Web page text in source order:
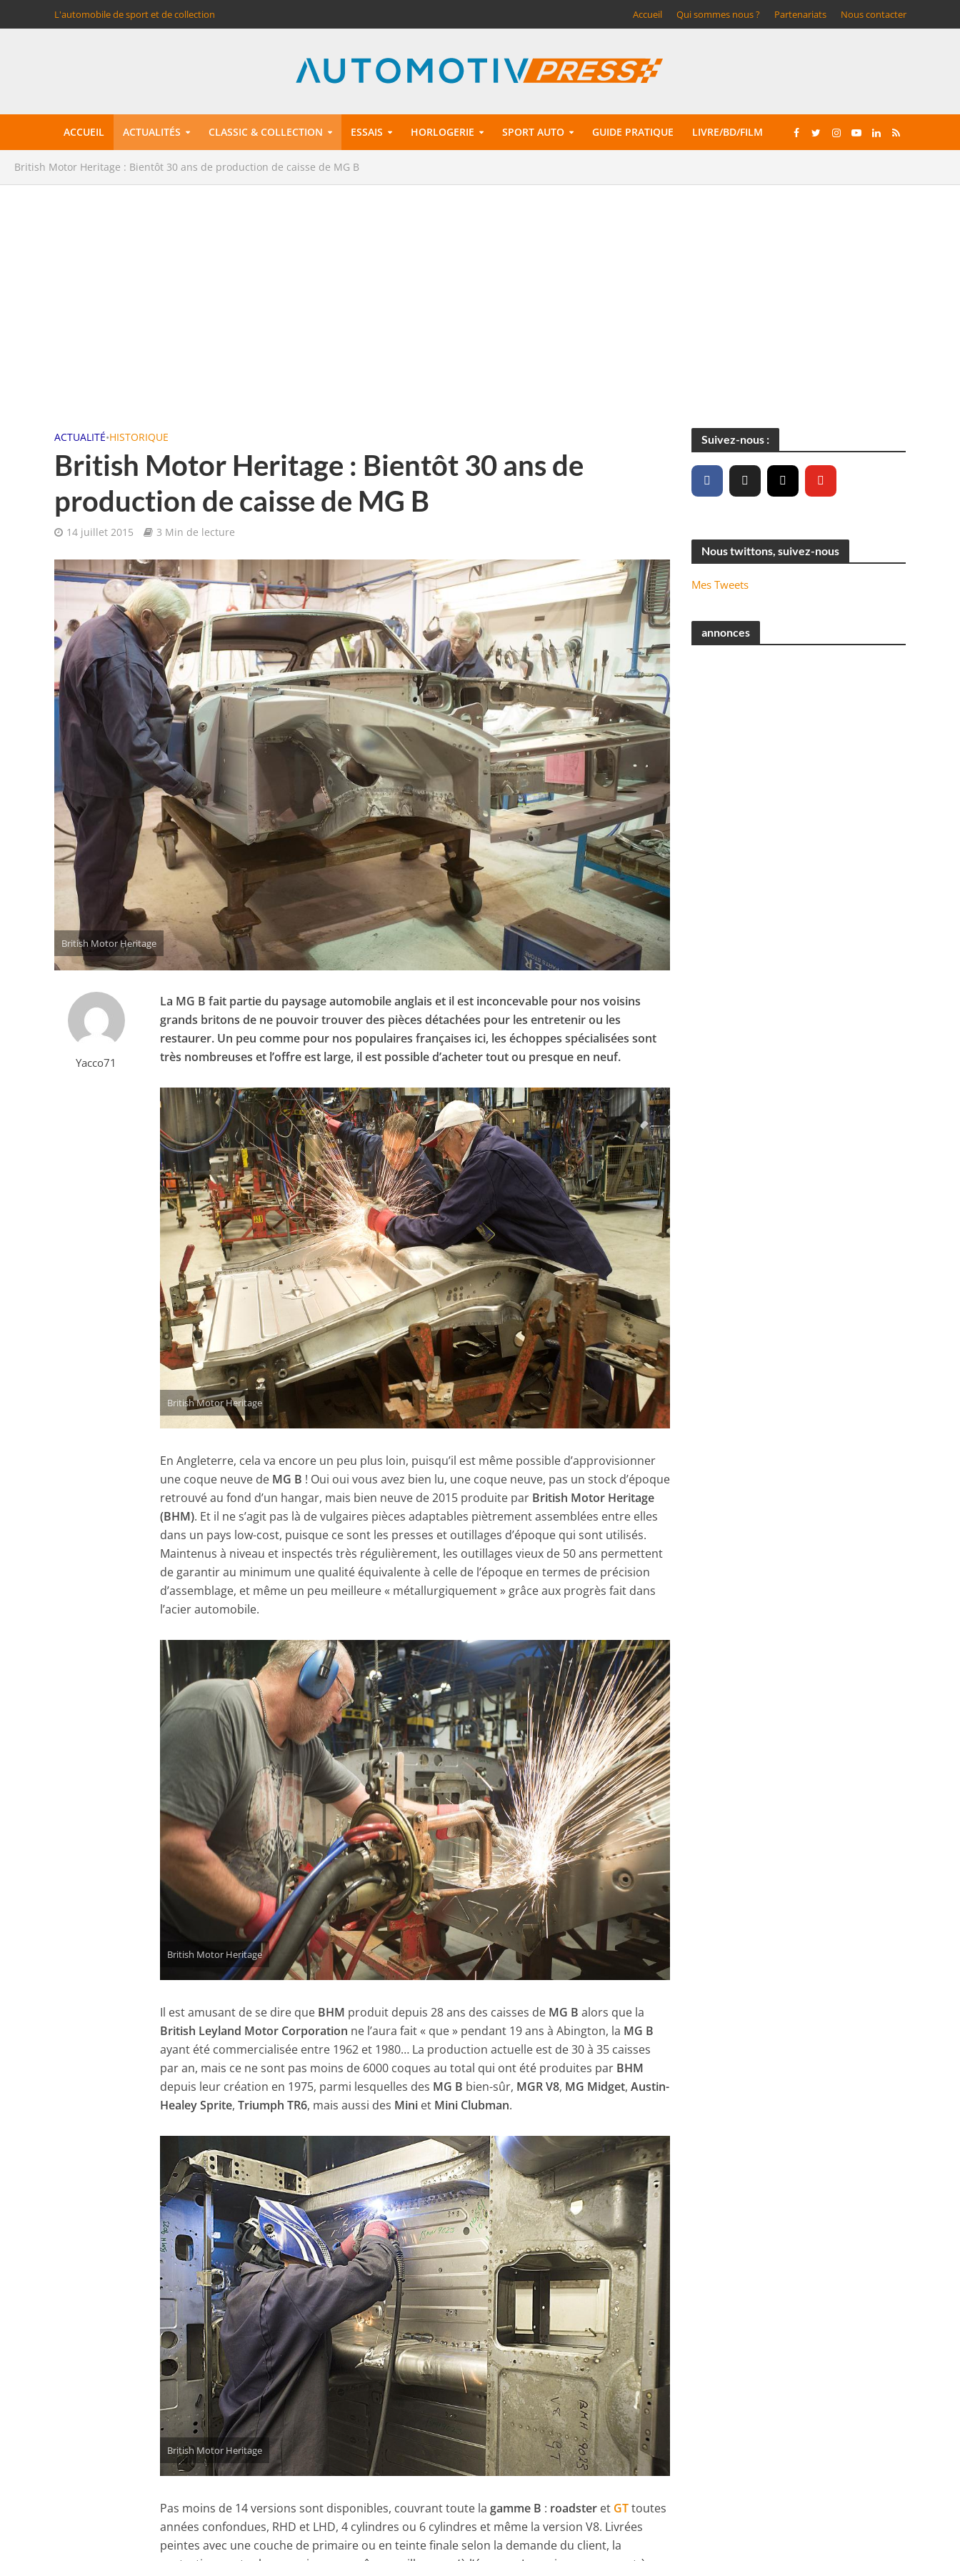
L'automobile de sport et de collection Accueil Qui sommes nous ? Partenariats Nous contacter
ACCUEIL ACTUALITÉS CLASSIC & COLLECTION ESSAIS HORLOGERIE SPORT AUTO GUIDE PRATIQUE LIVRE/BD/FILM
British Motor Heritage : Bientôt 30 ans de production de caisse de MG B
ACTUALITÉ•HISTORIQUE
British Motor Heritage : Bientôt 30 ans de
production de caisse de MG B
14 juillet 2015 3 Min de lecture
British Motor Heritage
Yacco71
La MG B fait partie du paysage automobile anglais et il est inconcevable pour nos voisins
grands britons de ne pouvoir trouver des pièces détachées pour les entretenir ou les
restaurer. Un peu comme pour nos populaires françaises ici, les échoppes spécialisées sont
très nombreuses et l’offre est large, il est possible d’acheter tout ou presque en neuf.
British Motor Heritage
En Angleterre, cela va encore un peu plus loin, puisqu’il est même possible d’approvisionner
une coque neuve de MG B ! Oui oui vous avez bien lu, une coque neuve, pas un stock d’époque
retrouvé au fond d’un hangar, mais bien neuve de 2015 produite par British Motor Heritage
(BHM). Et il ne s’agit pas là de vulgaires pièces adaptables piètrement assemblées entre elles
dans un pays low-cost, puisque ce sont les presses et outillages d’époque qui sont utilisés.
Maintenus à niveau et inspectés très régulièrement, les outillages vieux de 50 ans permettent
de garantir au minimum une qualité équivalente à celle de l’époque en termes de précision
d’assemblage, et même un peu meilleure « métallurgiquement » grâce aux progrès fait dans
l’acier automobile.
British Motor Heritage
Il est amusant de se dire que BHM produit depuis 28 ans des caisses de MG B alors que la
British Leyland Motor Corporation ne l’aura fait « que » pendant 19 ans à Abington, la MG B
ayant été commercialisée entre 1962 et 1980… La production actuelle est de 30 à 35 caisses
par an, mais ce ne sont pas moins de 6000 coques au total qui ont été produites par BHM
depuis leur création en 1975, parmi lesquelles des MG B bien-sûr, MGR V8, MG Midget,Austin-
Healey Sprite,Triumph TR6, mais aussi des Mini et Mini Clubman.
British Motor Heritage
Pas moins de 14 versions sont disponibles, couvrant toute lagamme B : roadster et GTtoutes
années confondues, RHD et LHD, 4 cylindres ou 6 cylindres et même la version V8. Livrées
peintes avec une couche de primaire ou en teinte finale selon la demande du client, la
Suivez-nous :
Nous twittons, suivez-nous
Mes Tweets
annonces